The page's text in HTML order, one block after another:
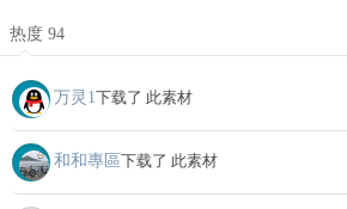
热度 94
万灵1 下载了 此素材
和和專區下载了 此素材